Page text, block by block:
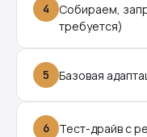
4
Собираем,
требуется)
5 Базовая
6 Тест-драйв с